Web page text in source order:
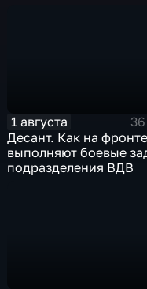
1 августа
Десант. Как на фронте
выполняют боевые
подразделения ВДВ